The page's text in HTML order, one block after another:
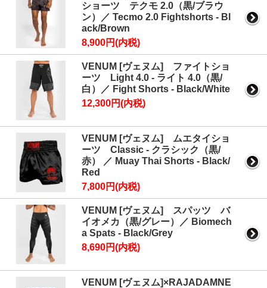
ショーツ テクモ 2.0（黒/ブラウ
ン）／ Tecmo 2.0 Fightshorts - Bl
ack/Brown
8,900円(内税)
VENUM [ヴェヌム] ファイトショ
ーツ Light 4.0 - ライト 4.0（黒/
白）／ Fight Shorts - Black/White
12,300円(内税)
VENUM [ヴェヌム] ムエタイショ
ーツ Classic - クラシック（黒/
赤） ／ Muay Thai Shorts - Black/
Red
7,800円(内税)
VENUM [ヴェヌム] スパッツ バ
イオメカ（黒/グレー）／ Biomech
a Spats - Black/Grey
8,690円(内税)
VENUM [ヴェヌム]×RAJADAMNE